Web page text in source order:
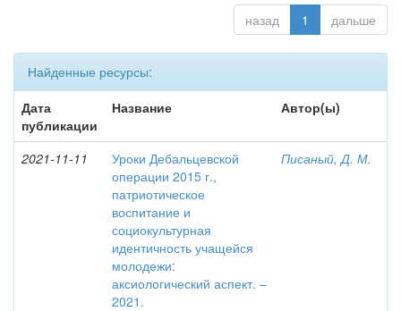
назад 1 дальше
Найденные ресурсы:
Дата
публикации
Название Автор(ы)
2021-11-11
Уроки Дебальцевской
операции 2015 г.,
патриотическое
воспитание и
социокультурная
идентичность учащейся
молодежи:
аксиологический аспект. –
2021.
Писаный, Д. М.